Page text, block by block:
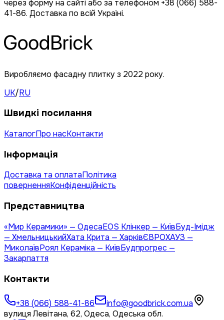
через форму на сайті або за телефоном +38 (066) 588-
41-86. Доставка по всій Україні.
Виробляємо фасадну плитку з 2022 року.
UK/RU
Швидкі посилання
КаталогПро насКонтакти
Інформація
Доставка та оплатаПолітика
поверненняКонфіденційність
Представництва
«Мир Керамики» — ОдесаEOS Клінкер — КиївБуд-Імідж
— ХмельницькийХата Крита — ХарківЄВРОХАУЗ —
МиколаївРоял Кераміка — КиївБудпрогрес —
Закарпаття
Контакти
+38 (066) 588-41-86
info@goodbrick.com.ua
вулиця Левітана, 62, Одеса, Одеська обл.